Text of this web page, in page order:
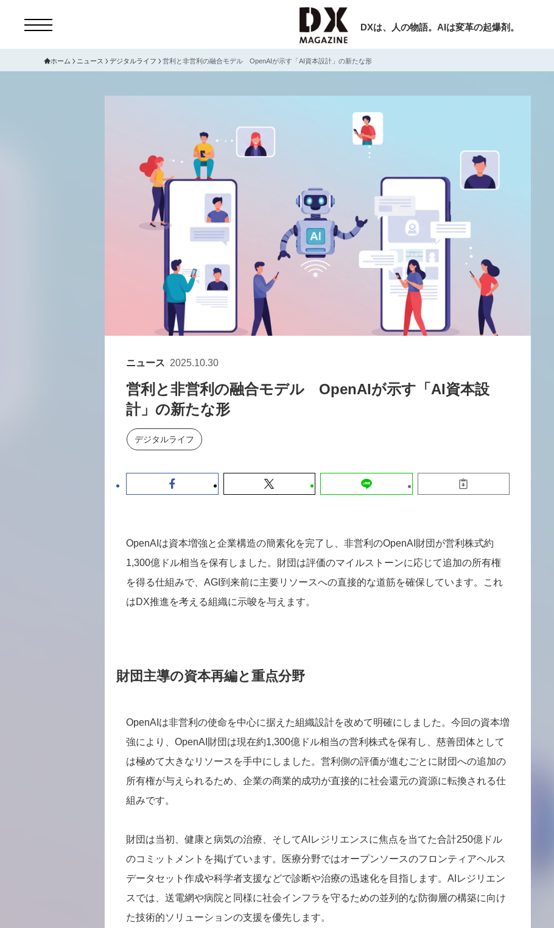
DXは、人の物語。AIは変革の起爆剤。
サービスメニュー
特集
動画
サイトマップ
お問い合わせ
個人情報保護法について
運営会社
採用情報
現在開催予定のセミナー
【8/12開催】「イノベーションを数値化
する」～投資される事業の基準と、終活
DX「SouSou」に学ぶ資金調達・巻き込
みのリアル～
2026-06-10
【9/30開催】AIで何でもできる時代に、
なぜ「DX人財」というキャリアが求めら
れるのか
ホーム ニュース デジタルライフ 営利と非営利の融合モデル OpenAIが示す「AI資本設計」の新たな形
ニュース 2025.10.30
営利と非営利の融合モデル OpenAIが示す「AI資本設
計」の新たな形
デジタルライフ
OpenAIは資本増強と企業構造の簡素化を完了し、非営利のOpenAI財団が営利株式約
1,300億ドル相当を保有しました。財団は評価のマイルストーンに応じて追加の所有権
を得る仕組みで、AGI到来前に主要リソースへの直接的な道筋を確保しています。これ
はDX推進を考える組織に示唆を与えます。
財団主導の資本再編と重点分野
OpenAIは非営利の使命を中心に据えた組織設計を改めて明確にしました。今回の資本増
強により、OpenAI財団は現在約1,300億ドル相当の営利株式を保有し、慈善団体として
は極めて大きなリソースを手中にしました。営利側の評価が進むごとに財団への追加の
所有権が与えられるため、企業の商業的成功が直接的に社会還元の資源に転換される仕
組みです。
財団は当初、健康と病気の治療、そしてAIレジリエンスに焦点を当てた合計250億ドル
のコミットメントを掲げています。医療分野ではオープンソースのフロンティアヘルス
データセット作成や科学者支援などで診断や治療の迅速化を目指します。AIレジリエン
スでは、送電網や病院と同様に社会インフラを守るための並列的な防御層の構築に向け
た技術的ソリューションの支援を優先します。